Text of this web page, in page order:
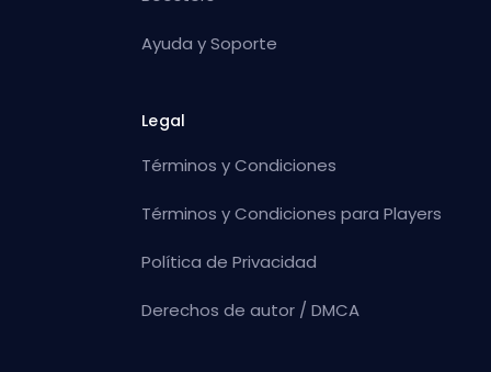
Ayuda y Soporte
Legal
Términos y Condiciones
Términos y Condiciones para Players
Política de Privacidad
Derechos de autor / DMCA